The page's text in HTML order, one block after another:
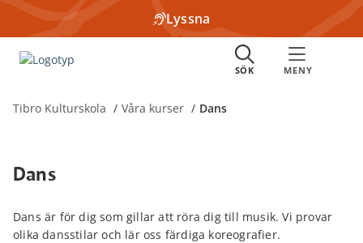
Lyssna
Tibro Kulturskola Våra kurser Dans
Dans
Dans är för dig som gillar att röra dig till musik. Vi provar
olika dansstilar och lär oss färdiga koreografier.